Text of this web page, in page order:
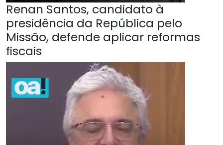
Renan Santos, candidato à
presidência da República pelo
Missão, defende aplicar reformas
fiscais